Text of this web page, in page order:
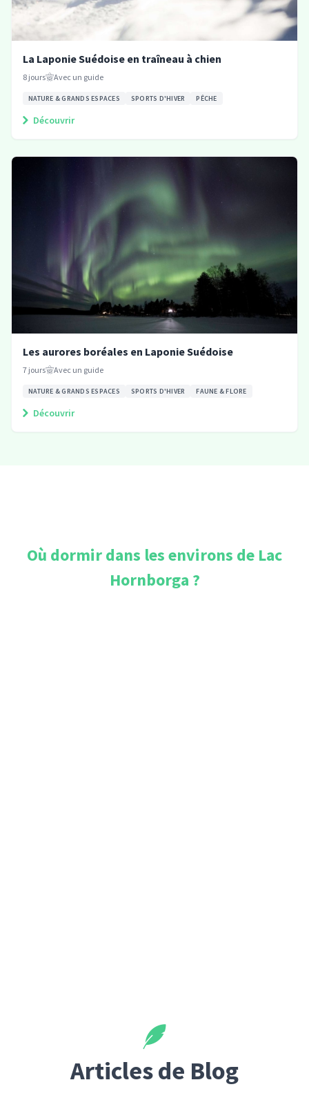
La Laponie Suédoise en traîneau à chien
8 jours Avec un guide
NATURE & GRANDS ESPACES SPORTS D'HIVER PÊCHE
Découvrir
Les aurores boréales en Laponie Suédoise
7 jours Avec un guide
NATURE & GRANDS ESPACES SPORTS D'HIVER FAUNE & FLORE
Découvrir
Où dormir dans les environs de Lac
Hornborga ?
Articles de Blog